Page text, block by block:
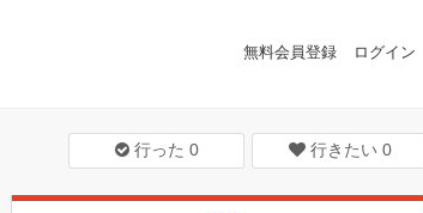
無料会員登録 ログイン
行った 0 行きたい 0